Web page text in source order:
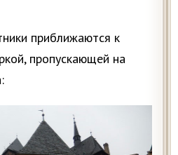
приближаются к
пропускающей на